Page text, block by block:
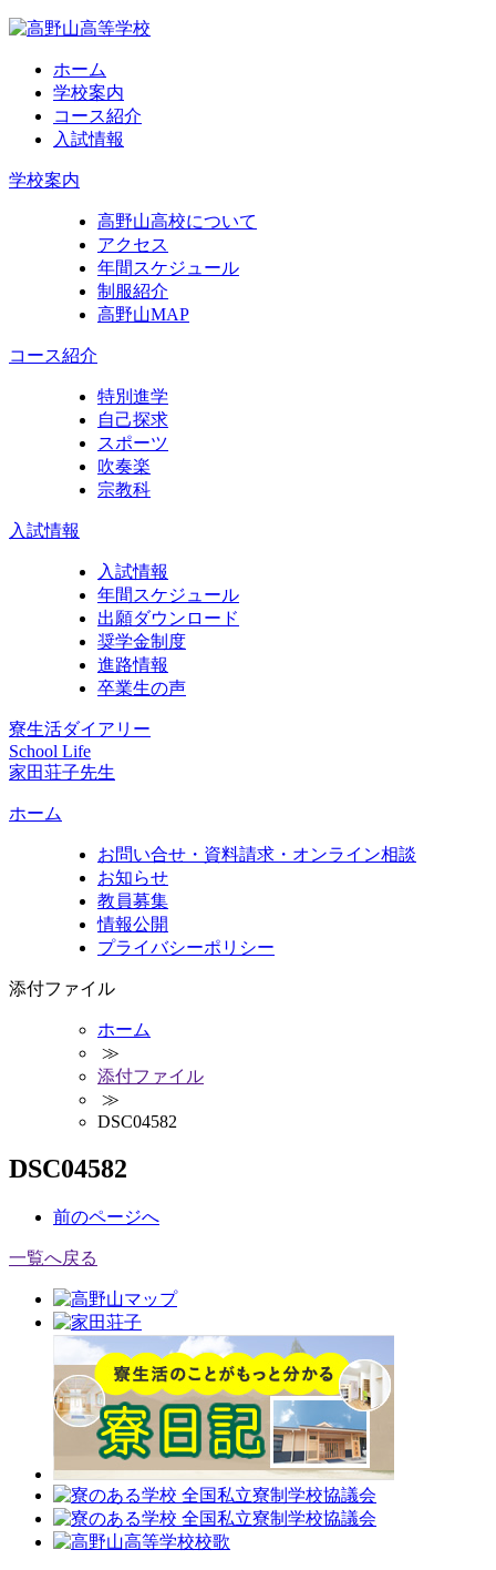
ホーム
学校案内
コース紹介
入試情報
学校案内
高野山高校について
アクセス
年間スケジュール
制服紹介
高野山MAP
コース紹介
特別進学
自己探求
スポーツ
吹奏楽
宗教科
入試情報
入試情報
年間スケジュール
出願ダウンロード
奨学金制度
進路情報
卒業生の声
寮生活ダイアリー
School Life
家田荘子先生
ホーム
お問い合せ・資料請求・オンライン相談
お知らせ
教員募集
情報公開
プライバシーポリシー
添付ファイル
ホーム
≫
添付ファイル
≫
DSC04582
DSC04582
前のページへ
一覧へ戻る